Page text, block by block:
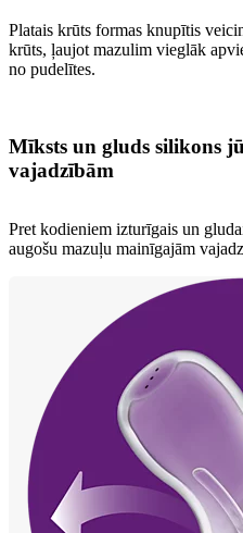
Platais krūts formas knupītis
krūts, ļaujot mazulim vieglāk
no pudelītes.
Mīksts un gluds silikons
vajadzībām
Pret kodieniem izturīgais un
augošu mazuļu mainīgajām